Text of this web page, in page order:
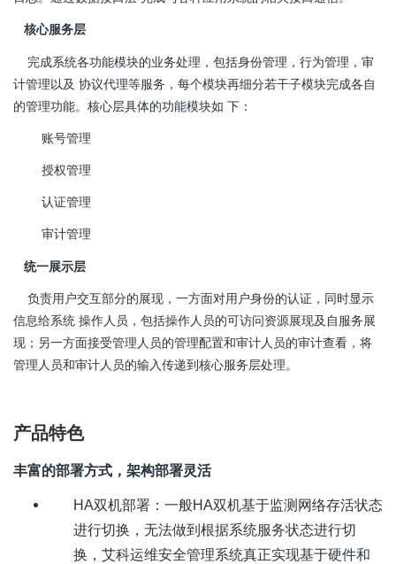
核心服务层
完成系统各功能模块的业务处理，包括身份管理，行为管理，审
计管理以及 协议代理等服务，每个模块再细分若干子模块完成各自
的管理功能。核心层具体的功能模块如 下：
账号管理
授权管理
认证管理
审计管理
统一展示层
负责用户交互部分的展现，一方面对用户身份的认证，同时显示
信息给系统 操作人员，包括操作人员的可访问资源展现及自服务展
现；另一方面接受管理人员的管理配置和审计人员的审计查看，将
管理人员和审计人员的输入传递到核心服务层处理。
产品特色
丰富的部署方式，架构部署灵活
HA双机部署：一般HA双机基于监测网络存活状态
进行切换，无法做到根据系统服务状态进行切
换，艾科运维安全管理系统真正实现基于硬件和